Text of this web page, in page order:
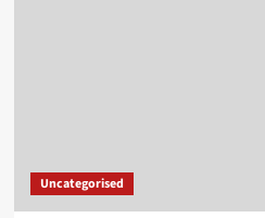
Uncategorised